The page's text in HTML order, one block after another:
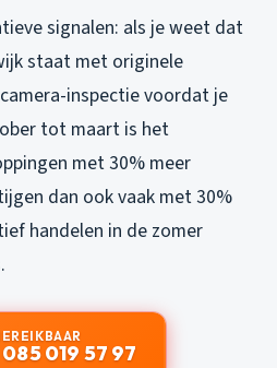
signalen: als je weet dat
staat met originele
inspectie voordat je
tot maart is het
met 30% meer
dan ook vaak met 30%
handelen in de zomer
085 019 57 97